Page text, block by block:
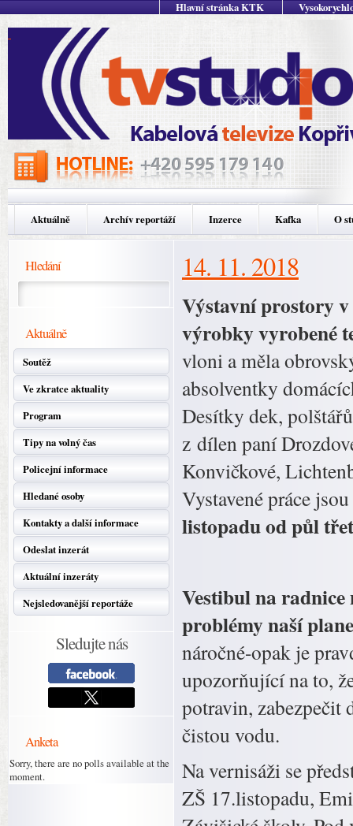
Hlavní stránka KTK
Aktuálně Archív reportáží Inzerce Kafka O
Hledání
Aktuálně
Soutěž
Ve zkratce aktuality
Program
Tipy na volný čas
Policejní informace
Hledané osoby
Kontakty a další informace
Odeslat inzerát
Aktuální inzeráty
Nejsledovanější reportáže
Sledujte nás
Anketa
Sorry, there are no polls available at the
moment.
14. 11. 2018
Výstavní prostory
výrobky vyrobené
vloni a měla
absolventky
Desítky dek,
z dílen paní
Konvičkové,
Vystavené práce
listopadu od půl
Vestibul na
problémy naší
náročné-opak je
upozorňující na to,
potravin, zabezpečit
čistou vodu.
Na vernisáži se
ZŠ 17.listopadu,